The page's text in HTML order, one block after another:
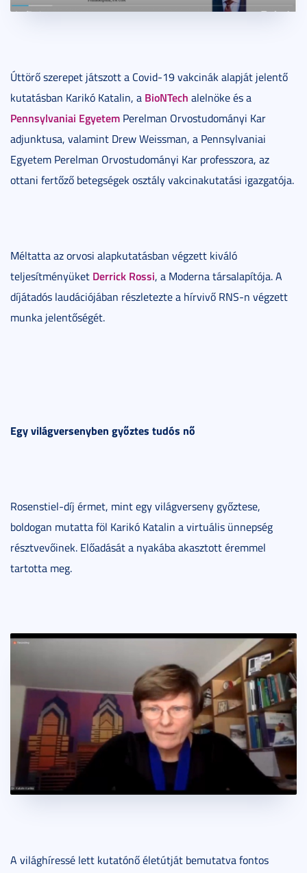
Úttörő szerepet játszott a Covid-19 vakcinák alapját jelentő
kutatásban Karikó Katalin, a BioNTech alelnöke és a
Pennsylvaniai Egyetem Perelman Orvostudományi Kar
adjunktusa, valamint Drew Weissman, a Pennsylvaniai
Egyetem Perelman Orvostudományi Kar professzora, az
ottani fertőző betegségek osztály vakcinakutatási igazgatója.
Méltatta az orvosi alapkutatásban végzett kiváló
teljesítményüket Derrick Rossi, a Moderna társalapítója. A
díjátadós laudációjában részletezte a hírvivő RNS-n végzett
munka jelentőségét.
Egy világversenyben győztes tudós nő
Rosenstiel-díj érmet, mint egy világverseny győztese,
boldogan mutatta föl Karikó Katalin a virtuális ünnepség
résztvevőinek. Előadását a nyakába akasztott éremmel
tartotta meg.
A világhíressé lett kutatónő életútját bemutatva fontos